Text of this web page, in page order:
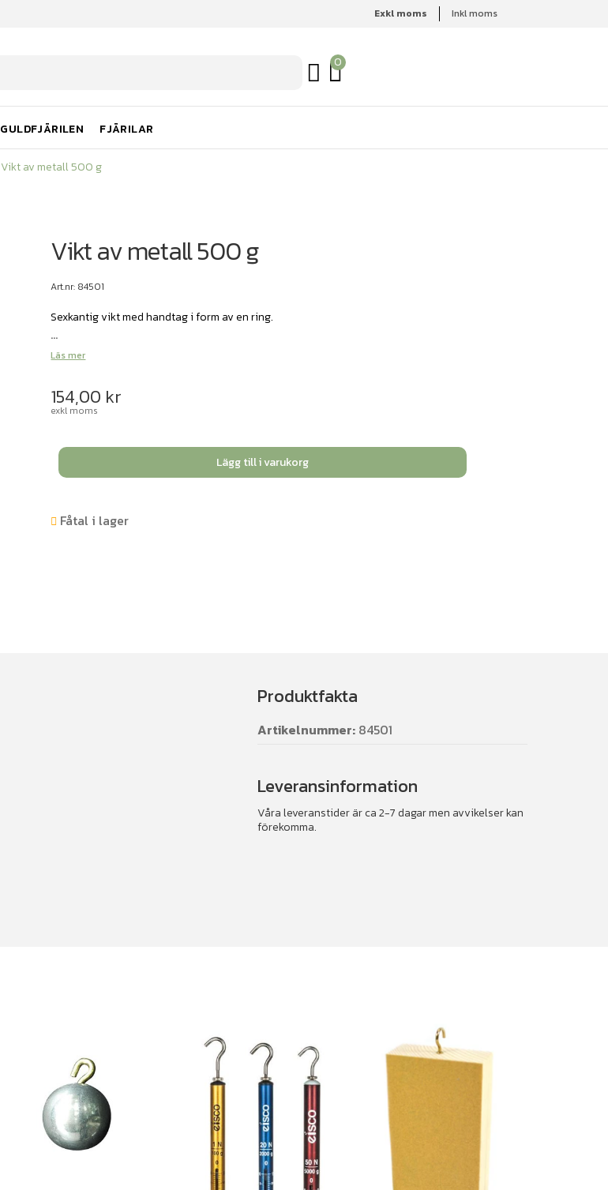
Exkl moms Inkl moms
0
GULDFJÄRILEN FJÄRILAR
Vikt av metall 500 g
Vikt av metall 500 g
Art.nr: 84501
Sexkantig vikt med handtag i form av en ring.
...
Läs mer
154,00 kr
exkl moms
Vikt
av
500
Lägg till i varukorg
Fåtal i lager
Produktfakta
Artikelnummer: 84501
Leveransinformation
Våra leveranstider är ca 2-7 dagar men avvikelser kan
förekomma.